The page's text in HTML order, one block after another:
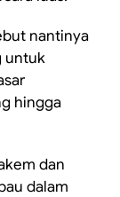
nantinya
untuk
hingga
dan
dalam